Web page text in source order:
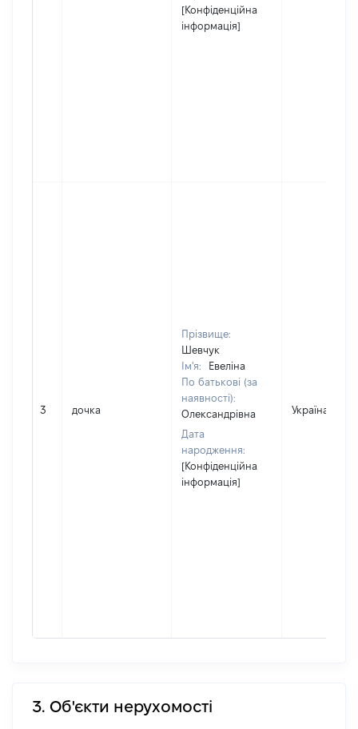
[Конфіденційна
інформація]
3 дочка
Прізвище:
Шевчук
Ім'я:
Евеліна
По батькові (за
наявності):
Олександрівна
Дата
народження:
[Конфіденційна
інформація]
Україна
3. Об'єкти нерухомості